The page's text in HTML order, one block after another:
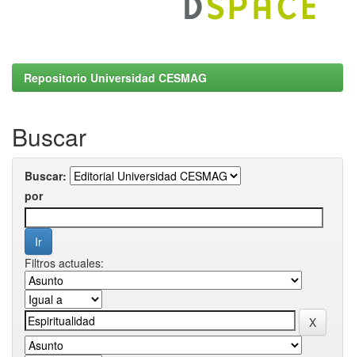
Repositorio Universidad CESMAG
Buscar
Buscar:
por
Filtros actuales: